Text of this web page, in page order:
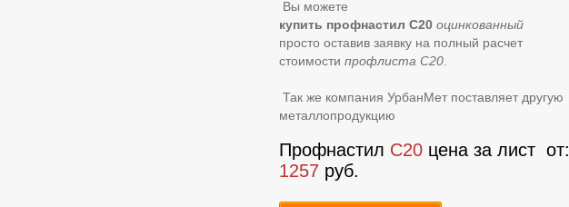
Вы можете
купить профнастил С20 оцинкованный
просто оставив заявку на полный расчет
стоимости профлиста С20
Так же компания УрбанМет поставляет другую
металлопродукцию
Профнастил С20 цена за лист от:
1257 руб.